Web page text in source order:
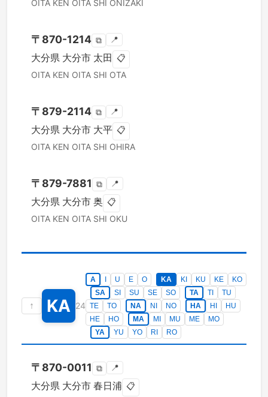
OITA KEN OITA SHI ONIZAKI
〒 870-1214 ⧉ 📍
大分県 大分市 太田 📋
OITA KEN OITA SHI OTA
〒 879-2114 ⧉ 📍
大分県 大分市 大平 📋
OITA KEN OITA SHI OHIRA
〒 879-7881 ⧉ 📍
大分県 大分市 奥 📋
OITA KEN OITA SHI OKU
↑ KA 24
A U E O KA KI KU KE
KO
SA
SI SU SE SO TA TI
TU
TE
TO NA NI NO HA HI
HU
HE
HO MA MI MU ME
MO
YA
YU YO RI RO
〒 870-0011 ⧉ 📍
大分県 大分市 春日浦 📋